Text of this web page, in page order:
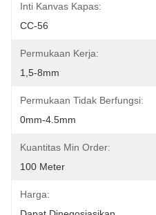
Inti Kanvas Kapas:
CC-56
Permukaan Kerja:
1,5-8mm
Permukaan Tidak Berfungsi:
0mm-4.5mm
Kuantitas Min Order:
100 Meter
Harga: